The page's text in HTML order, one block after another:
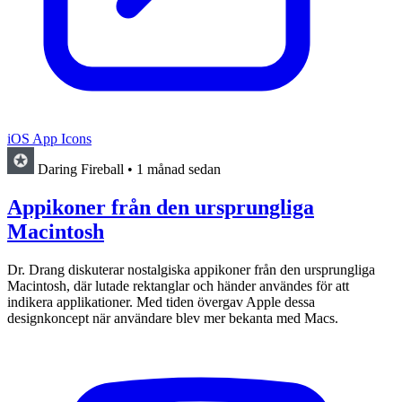
iOS App Icons
Daring Fireball • 1 månad sedan
Appikoner från den ursprungliga
Macintosh
Dr. Drang diskuterar nostalgiska appikoner från den ursprungliga
Macintosh, där lutade rektanglar och händer användes för att
indikera applikationer. Med tiden övergav Apple dessa
designkoncept när användare blev mer bekanta med Macs.